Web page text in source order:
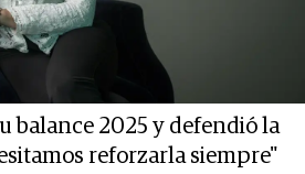
balance 2025 y defendió la
reforzarla siempre"